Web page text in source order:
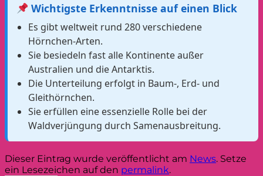
Wichtigste Erkenntnisse auf einen Blick
Es gibt weltweit rund 280 verschiedene
Hörnchen-Arten.
Sie besiedeln fast alle Kontinente außer
Australien und die Antarktis.
Die Unterteilung erfolgt in Baum-, Erd- und
Gleithörnchen.
Sie erfüllen eine essenzielle Rolle bei der
Waldverjüngung durch Samenausbreitung.
Dieser Eintrag wurde veröffentlicht am News. Setze
ein Lesezeichen auf den permalink.